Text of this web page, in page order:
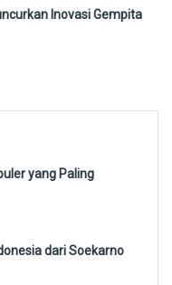
Inovasi Gempita
yang Paling
dari Soekarno